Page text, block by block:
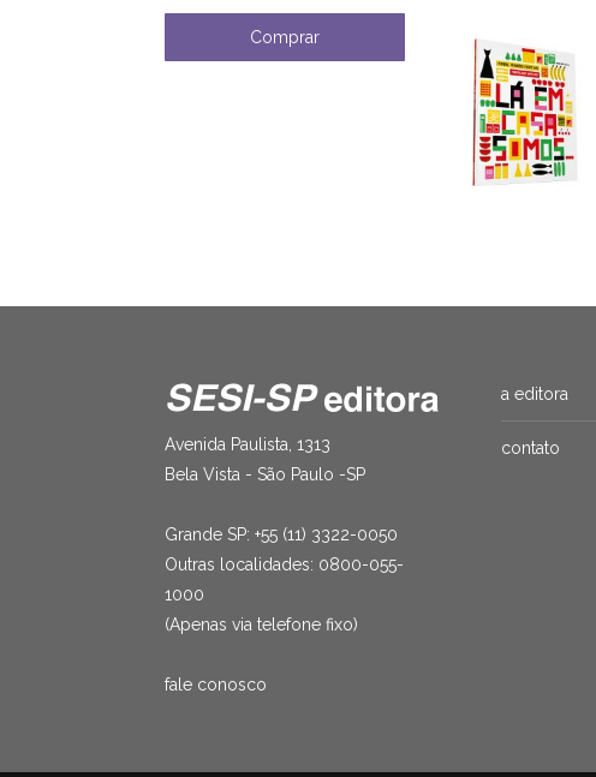
Facebook
Comprar
Avenida Paulista, 1313
Bela Vista - São Paulo -SP
Grande SP: +55 (11) 3322-0050
Outras localidades: 0800-055-
1000
(Apenas via telefone fixo)
fale conosco
a editora
contato